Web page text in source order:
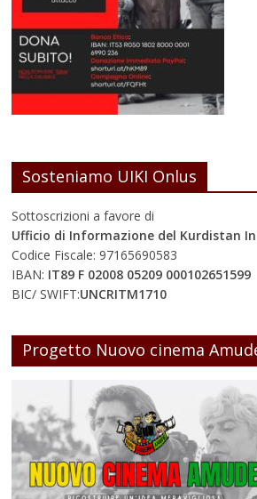
Sosteniamo UIKI Onlus
Sottoscrizioni a favore di
Ufficio di Informazione del Kurdistan
Codice Fiscale: 97165690583
IBAN: IT89 F 02008 05209 000102651599
BIC/ SWIFT:UNCRITM1710
Progetto Nuovo cinema